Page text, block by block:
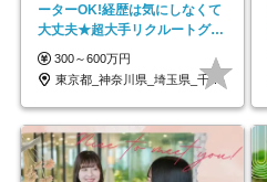
ーターOK!経歴は気にしなくて
大丈夫★超大手リクルートグル
ープの正社員/sg
300～600万円
東京都_神奈川県_埼玉県_千葉県_大阪府…